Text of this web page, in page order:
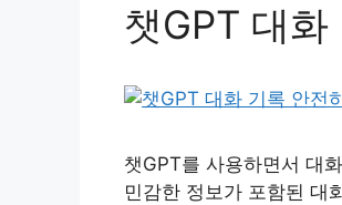
챗GPT 대
챗GPT를 사용하면서 대
민감한 정보가 포함된 대